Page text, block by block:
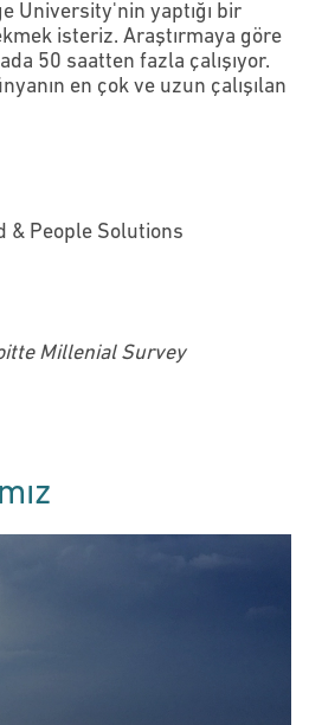
University'nin yaptığı bir
isteriz. Araştırmaya göre
50 saatten fazla çalışıyor.
en çok ve uzun çalışılan
& People Solutions
Millenial Survey